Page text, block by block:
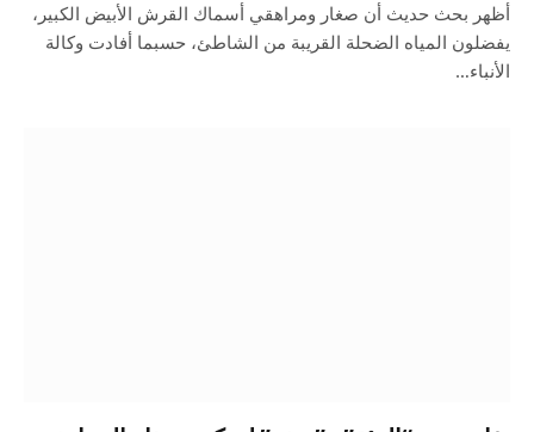
أظهر بحث حديث أن صغار ومراهقي أسماك القرش الأبيض الكبير،
يفضلون المياه الضحلة القريبة من الشاطئ، حسبما أفادت وكالة
الأنباء…